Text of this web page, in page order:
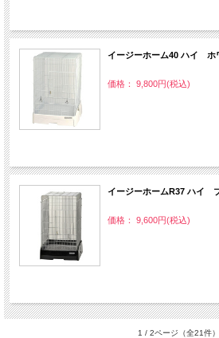
イージーホーム40 ハイ ホ
価格： 9,800円(税込)
イージーホームR37 ハイ
価格： 9,600円(税込)
1 / 2ページ （全21件）